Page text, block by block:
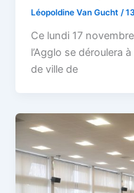
Léopoldine Van Gucht/
Ce lundi 17
l’Agglo se déroulera
de ville de